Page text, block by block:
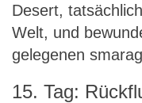
Desert,
Welt, und
gelegenen
15. Tag: